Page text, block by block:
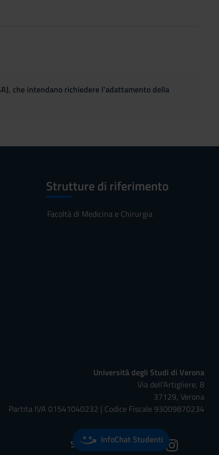
che intendano richiedere l'adattamento della
Strutture di riferimento
Facoltà di Medicina e Chirurgia
Università degli Studi di Verona
Via dell'Artigliere, 8
37129, Verona
Partita IVA 01541040232 | Codice Fiscale 93009870234
Seguici su:InfoChat Studenti